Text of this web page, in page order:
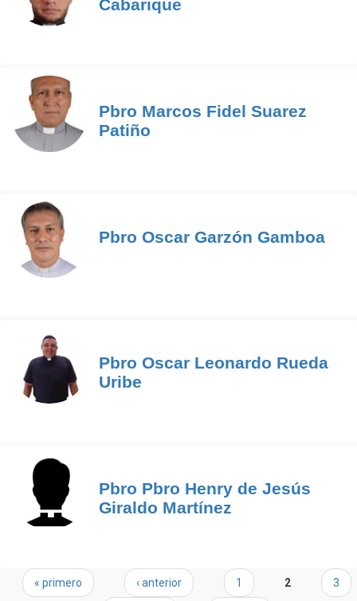
Cabarique
Pbro Marcos Fidel Suarez
Patiño
Pbro Oscar Garzón Gamboa
Pbro Oscar Leonardo Rueda
Uribe
Pbro Pbro Henry de Jesús
Giraldo Martínez
Páginas
« primero ‹ anterior 1 2 3